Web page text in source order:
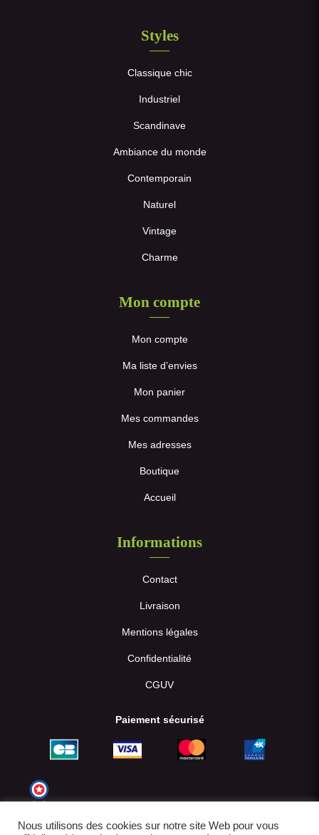
Styles
Classique chic
Industriel
Scandinave
Ambiance du monde
Contemporain
Naturel
Vintage
Charme
Mon compte
Mon compte
Ma liste d’envies
Mon panier
Mes commandes
Mes adresses
Boutique
Accueil
Informations
Contact
Livraison
Mentions légales
Confidentialité
CGUV
Paiement sécurisé
Nous utilisons des cookies sur notre site Web pour vous